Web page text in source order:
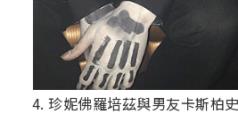
4. 珍妮佛羅培茲與男友卡斯柏